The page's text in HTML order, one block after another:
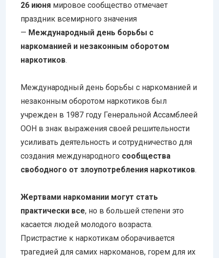
26 июня мировое сообщество отмечает
праздник всемирного значения
— Международный день борьбы с
наркоманией и незаконным оборотом
наркотиков.
Международный день борьбы с наркоманией и
незаконным оборотом наркотиков был
учрежден в 1987 году Генеральной Ассамблеей
ООН в знак выражения своей решительности
усиливать деятельность и сотрудничество для
создания международного сообщества
свободного от злоупотребления наркотиков.
Жертвами наркомании могут стать
практически все, но в большей степени это
касается людей молодого возраста.
Пристрастие к наркотикам оборачивается
трагедией для самих наркоманов, горем для их